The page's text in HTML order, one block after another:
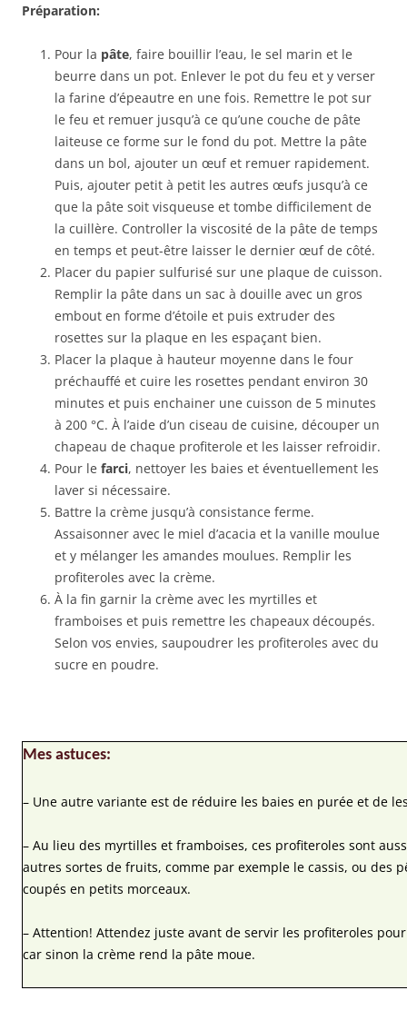
Préparation:
Pour la pâte, faire bouillir l’eau, le sel marin et le
beurre dans un pot. Enlever le pot du feu et y verser
la farine d’épeautre en une fois. Remettre le pot sur
le feu et remuer jusqu’à ce qu’une couche de pâte
laiteuse ce forme sur le fond du pot. Mettre la pâte
dans un bol, ajouter un œuf et remuer rapidement.
Puis, ajouter petit à petit les autres œufs jusqu’à ce
que la pâte soit visqueuse et tombe difficilement de
la cuillère. Controller la viscosité de la pâte de temps
en temps et peut-être laisser le dernier œuf de côté.
Placer du papier sulfurisé sur une plaque de cuisson.
Remplir la pâte dans un sac à douille avec un gros
embout en forme d’étoile et puis extruder des
rosettes sur la plaque en les espaçant bien.
Placer la plaque à hauteur moyenne dans le four
préchauffé et cuire les rosettes pendant environ 30
minutes et puis enchainer une cuisson de 5 minutes
à 200 °C. À l’aide d’un ciseau de cuisine, découper un
chapeau de chaque profiterole et les laisser refroidir.
Pour le farci, nettoyer les baies et éventuellement les
laver si nécessaire.
Battre la crème jusqu’à consistance ferme.
Assaisonner avec le miel d’acacia et la vanille moulue
et y mélanger les amandes moulues. Remplir les
profiteroles avec la crème.
À la fin garnir la crème avec les myrtilles et
framboises et puis remettre les chapeaux découpés.
Selon vos envies, saupoudrer les profiteroles avec du
sucre en poudre.
Mes astuces:
– Une autre variante est de réduire les baies en purée et de
– Au lieu des myrtilles et framboises, ces profiteroles sont
autres sortes de fruits, comme par exemple le cassis, ou des
coupés en petits morceaux.
– Attention! Attendez juste avant de servir les profiteroles
car sinon la crème rend la pâte moue.